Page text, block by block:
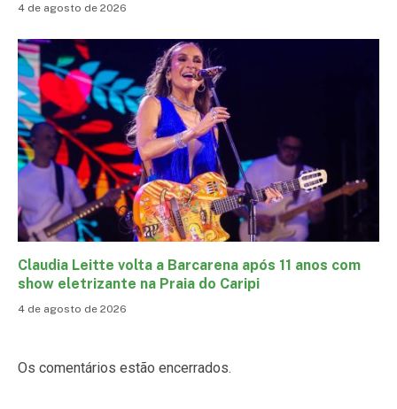
4 de agosto de 2026
Claudia Leitte volta a Barcarena após 11 anos com
show eletrizante na Praia do Caripi
4 de agosto de 2026
Os comentários estão encerrados.